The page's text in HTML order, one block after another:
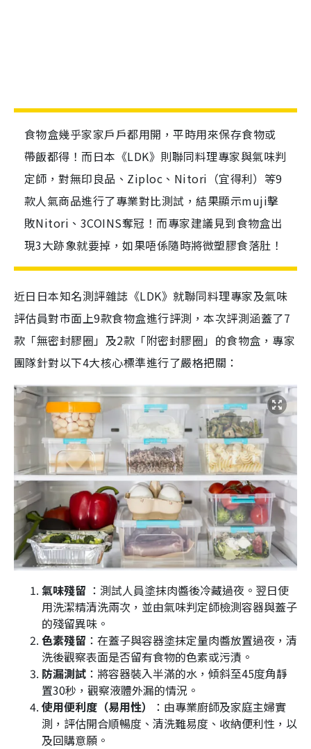
食物盒幾乎家家戶戶都用開，平時用來保存食物或
帶飯都得！而日本《LDK》則聯同料理專家與氣味判
定師，對無印良品、Ziploc、Nitori（宜得利）等9
款人氣商品進行了專業對比測試，結果顯示muji擊
敗Nitori、3COINS奪冠！而專家建議見到食物盒出
現3大跡象就要掉，如果唔係隨時將微塑膠食落肚！
近日日本知名測評雜誌《LDK》就聯同料理專家及氣味
評估員對市面上9款食物盒進行評測，本次評測涵蓋了7
款「無密封膠圈」及2款「附密封膠圈」的食物盒，專家
團隊針對以下4大核心標準進行了嚴格把關：
氣味殘留 ：測試人員塗抹肉醬後冷藏過夜。翌日使
用洗潔精清洗兩次，並由氣味判定師檢測容器與蓋子
的殘留異味。
色素殘留 ：在蓋子與容器塗抹定量肉醬放置過夜，清
洗後觀察表面是否留有食物的色素或污漬。
防漏測試 ：將容器裝入半滿的水，傾斜至45度角靜
置30秒，觀察液體外漏的情況。
使用便利度（易用性）
： 由專業廚師及家庭主婦實
測，評估開合順暢度、清洗難易度、收納便利性，以
及回購意願。